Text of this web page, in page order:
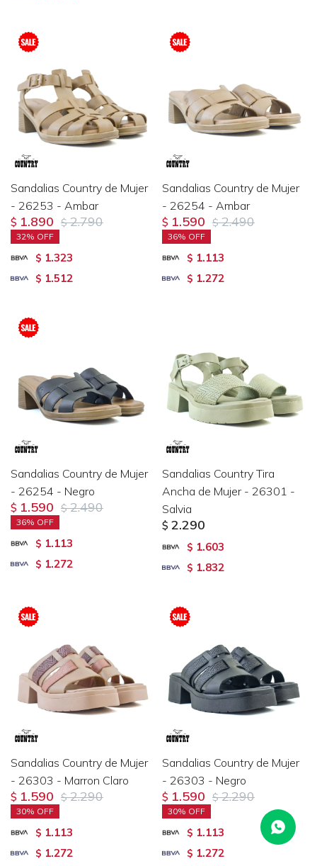
Sandalias Country de Mujer
- 26253 - Ambar
$ 1.890 $ 2.790
32
$ 1.323
$ 1.512
Sandalias Country de Mujer
- 26254 - Ambar
$ 1.590 $ 2.490
36
$ 1.113
$ 1.272
Sandalias Country de Mujer
- 26254 - Negro
$ 1.590 $ 2.490
36
$ 1.113
$ 1.272
Sandalias Country Tira
Ancha de Mujer - 26301 -
Salvia
$ 2.290
$ 1.603
$ 1.832
Sandalias Country de Mujer
- 26303 - Marron Claro
$ 1.590 $ 2.290
30
$ 1.113
$ 1.272
Sandalias Country de Mujer
- 26303 - Negro
$ 1.590 $ 2.290
30
$ 1.113
$ 1.272